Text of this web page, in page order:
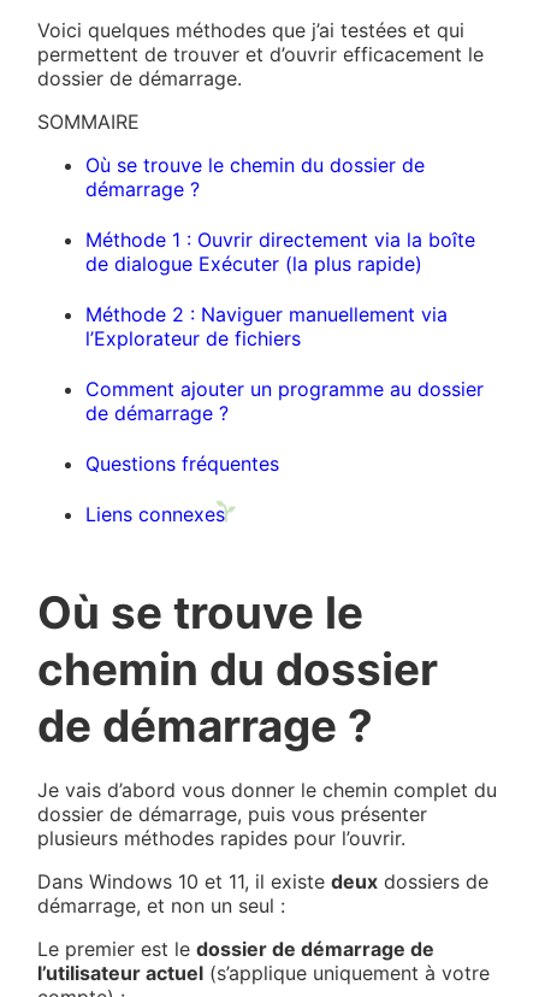
Voici quelques méthodes que j’ai testées et qui
permettent de trouver et d’ouvrir efficacement le
dossier de démarrage.
SOMMAIRE
Où se trouve le chemin du dossier de
démarrage ?
Méthode 1 : Ouvrir directement via la boîte
de dialogue Exécuter (la plus rapide)
Méthode 2 : Naviguer manuellement via
l’Explorateur de fichiers
Comment ajouter un programme au dossier
de démarrage ?
Questions fréquentes
Liens connexes
Où se trouve le
chemin du dossier
de démarrage ?
Je vais d’abord vous donner le chemin complet du
dossier de démarrage, puis vous présenter
plusieurs méthodes rapides pour l’ouvrir.
Dans Windows 10 et 11, il existedeux dossiers de
démarrage, et non un seul :
Le premier est ledossier de démarrage de
l’utilisateur actuel (s’applique uniquement à votre